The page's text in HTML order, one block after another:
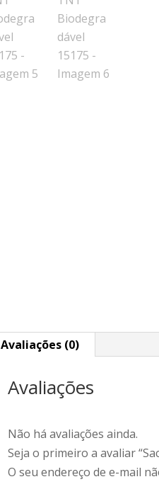
Avaliações (0)
Avaliações
Não há avaliações ainda.
Seja o primeiro a avaliar
O seu endereço de e-mail